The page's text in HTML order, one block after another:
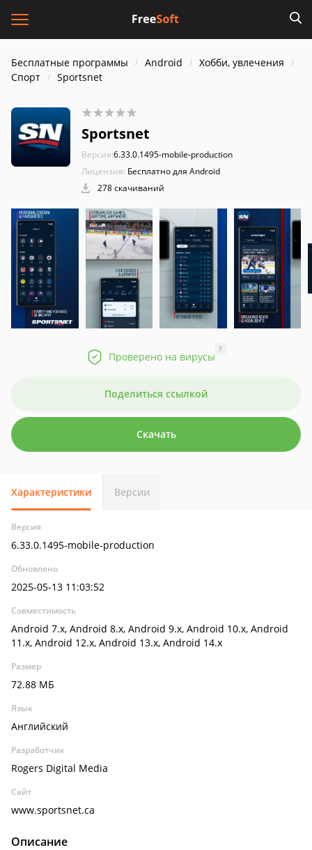
Бесплатные программы Android
Хобби, увлечения
Спорт
Sportsnet
Sportsnet
Версия:6.33.0.1495-mobile-production
Лицензия: Бесплатно для Android
278 скачиваний
Проверено на вирусы
?
Поделиться ссылкой
Скачать
Характеристики Версии
Версия
6.33.0.1495-mobile-production
Обновлено
2025-05-13 11:03:52
Совместимость
Android 7.x, Android 8.x, Android 9.x, Android 10.x, Android
11.x, Android 12.x, Android 13.x, Android 14.x
Размер
72.88 МБ
Язык
Английский
Разработчик
Rogers Digital Media
Сайт
www.sportsnet.ca
Описание